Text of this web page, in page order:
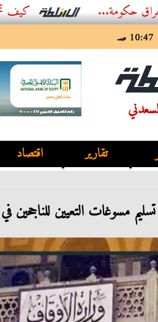
كيف تحمي
10:47 صـ
تقارير اقتصاد
مسوغات التعيين للناجحين